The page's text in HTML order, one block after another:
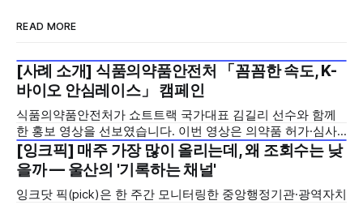
READ MORE
2026년 7월 5주
[사례 소개] 식품의약품안전처 「꼼꼼한 속도, K-
바이오 안심레이스」 캠페인
식품의약품안전처가 쇼트트랙 국가대표 김길리 선수와 함께
한 홍보 영상을 선보였습니다. 이번 영상은 의약품 허가·심사
기간을 기존 420일에서 240일로 단축한 정책을 국민에게 쉽
고 친근하게 알리기 위해 제작한 것으로, 딱딱하게 느껴질 수
있는 규제 정책을, 빙판 위에서 빠른 스피드와 꼼꼼한 준비를
모두 갖춘 김길리 선수의 이미지에 빗대어 풀어낸 것이 특징입
2026년 7월 5주
[잉크픽] 매주 가장 많이 올리는데, 왜 조회수는 낮
을까 — 울산의 '기록하는 채널'
잉크닷 픽(pick)은 한 주간 모니터링한 중앙행정기관·광역자치